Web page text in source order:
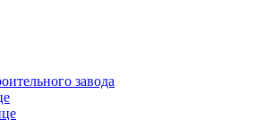
завода